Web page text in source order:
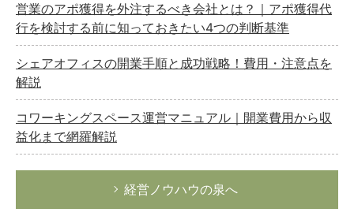
営業のアポ獲得を外注するべき会社とは？｜アポ獲得代
行を検討する前に知っておきたい4つの判断基準
シェアオフィスの開業手順と成功戦略！費用・注意点を
解説
コワーキングスペース運営マニュアル｜開業費用から収
益化まで網羅解説
経営ノウハウの泉へ